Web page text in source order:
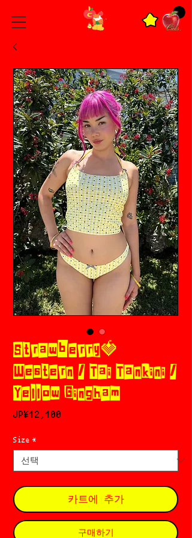
Strawberry🍓
Western / Tai Tankini /
Yellow Gingham
JP¥12,100
Size *
카트에 추가
구매하기